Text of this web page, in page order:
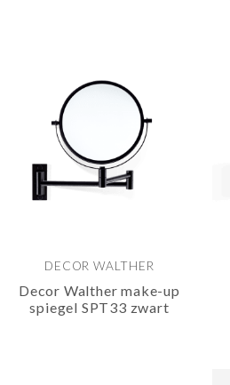
DECOR WALTHER
Decor Walther make-up
spiegel SPT33 zwart